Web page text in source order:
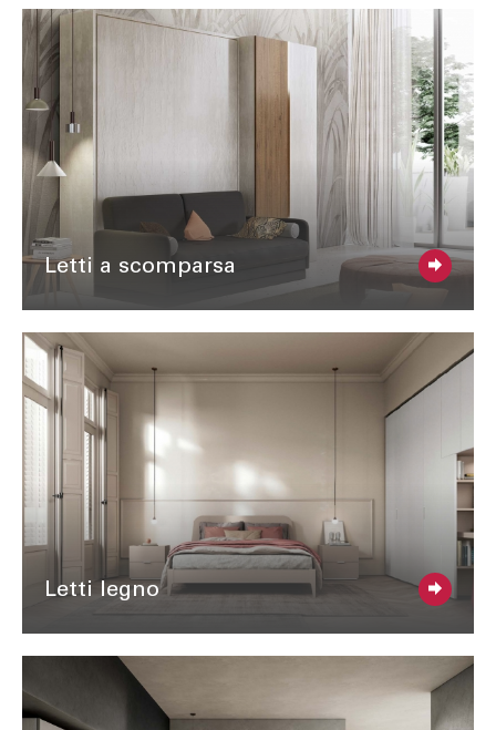
Letti a scomparsa
Letti legno